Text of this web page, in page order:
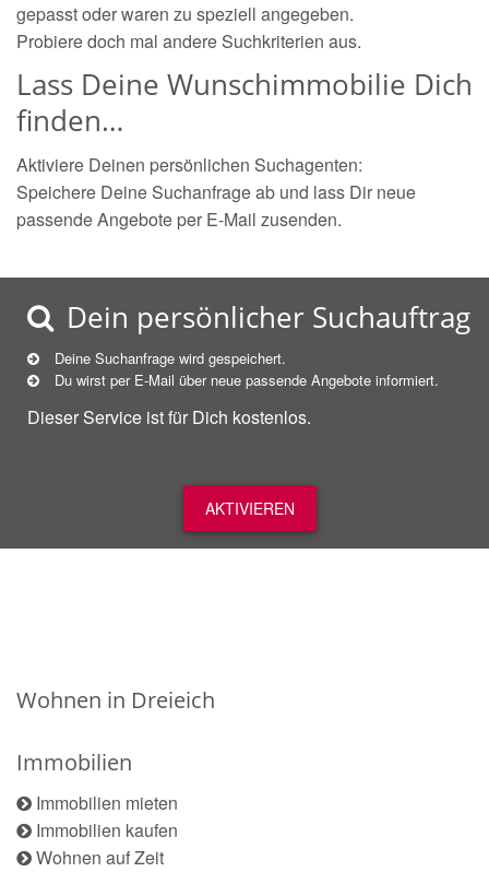
gepasst oder waren zu speziell angegeben.
Probiere doch mal andere Suchkriterien aus.
Lass Deine Wunschimmobilie Dich
finden…
Aktiviere Deinen persönlichen Suchagenten:
Speichere Deine Suchanfrage ab und lass Dir neue
passende Angebote per E-Mail zusenden.
Dein persönlicher Suchauftrag
Deine Suchanfrage wird gespeichert.
Du wirst per E-Mail über neue passende Angebote informiert.
Dieser Service ist für Dich kostenlos.
AKTIVIEREN
Wohnen in Dreieich
Immobilien
Immobilien mieten
Immobilien kaufen
Wohnen auf Zeit